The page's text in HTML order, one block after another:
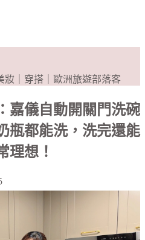
妝｜穿搭｜歐洲旅遊部落客
嘉儀自動開關門洗碗
瓶都能洗，洗完還能
理想！